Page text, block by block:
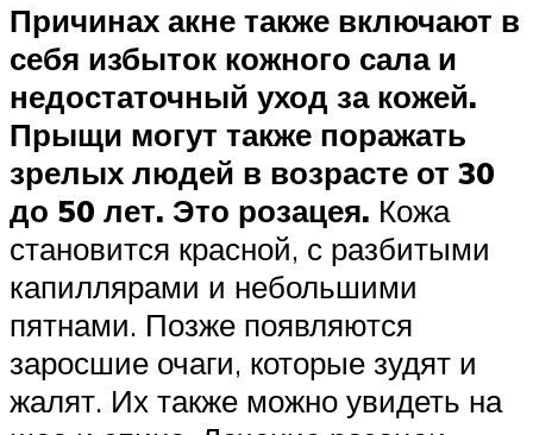
Причинах акне также включают в
себя избыток кожного сала и
недостаточный уход за кожей.
Прыщи могут также поражать
зрелых людей в возрасте от 30
до 50 лет. Это розацея. Кожа
становится красной, с разбитыми
капиллярами и небольшими
пятнами. Позже появляются
заросшие очаги, которые зудят и
жалят. Их также можно увидеть на